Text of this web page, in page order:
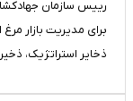
رییس سازمان
ذخایر استراتژیک،